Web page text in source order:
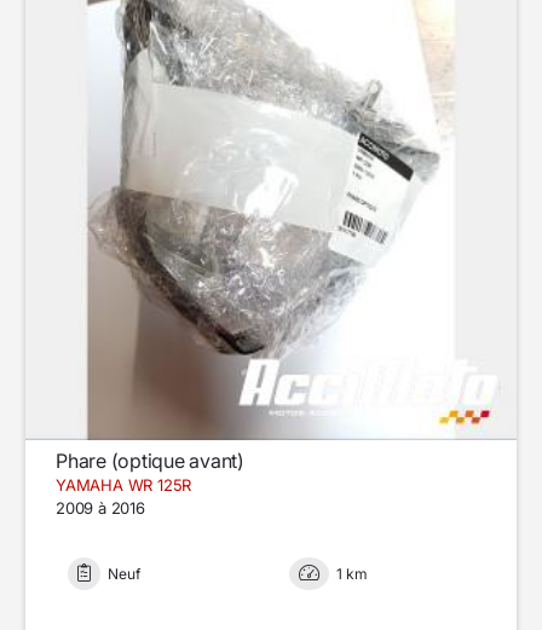
Phare (optique avant)
YAMAHA WR 125R
2009 à 2016
Neuf 1 km